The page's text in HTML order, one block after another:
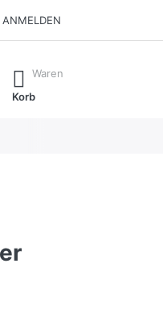
ANMELDEN
die Eingabetaste, um alle
Waren
Korb